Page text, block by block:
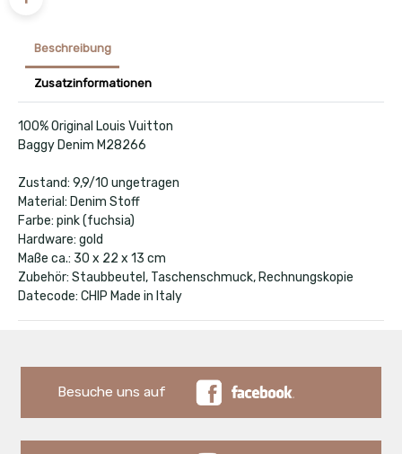
Beschreibung
Zusatzinformationen
100% Original Louis Vuitton
Baggy Denim M28266
Zustand: 9,9/10 ungetragen
Material: Denim Stoff
Farbe: pink (fuchsia)
Hardware: gold
Maße ca.: 30 x 22 x 13 cm
Zubehör: Staubbeutel, Taschenschmuck, Rechnungskopie
Datecode: CHIP Made in Italy
Besuche uns auf